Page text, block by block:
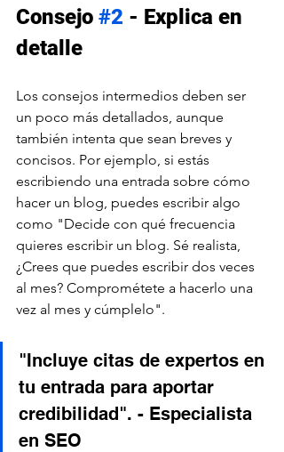
Consejo #2 - Explica en
detalle
Los consejos intermedios deben ser
un poco más detallados, aunque
también intenta que sean breves y
concisos. Por ejemplo, si estás
escribiendo una entrada sobre cómo
hacer un blog, puedes escribir algo
como "Decide con qué frecuencia
quieres escribir un blog. Sé realista,
¿Crees que puedes escribir dos veces
al mes? Comprométete a hacerlo una
vez al mes y cúmplelo".
"Incluye citas de expertos en
tu entrada para aportar
credibilidad". - Especialista
en SEO